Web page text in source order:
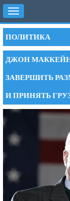
Toggle
navigation
ПОЛИТИКА
ДЖОН
ЗАВЕРШИТЬ
И ПРИНЯТЬ